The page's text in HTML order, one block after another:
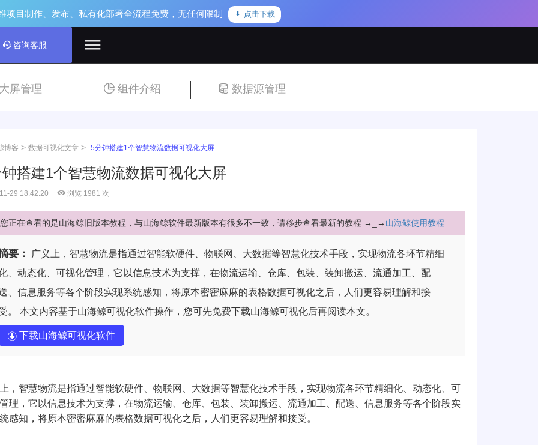
项目制作、发布、私有化部署全流程免费，无任何限制 点击下载
咨询客服
屏管理 组件介绍 数据源管理
博客 > 数据可视化文章 > 5分钟搭建1个智慧物流数据可视化大屏
搭建1个智慧物流数据可视化大屏
29 18:42:20 浏览 1981 次
您正在查看的是山海鲸旧版本教程，与山海鲸软件最新版本有很多不一致，请移步查看最新的教程 →_→ 山海鲸使用教程
要：
广义上，智慧物流是指通过智能软硬件、物联网、大数据等智慧化技术手段，实现物流各环节精细
、动态化、可视化管理，它以信息技术为支撑，在物流运输、仓库、包装、装卸搬运、流通加工、配
、信息服务等各个阶段实现系统感知，将原本密密麻麻的表格数据可视化之后，人们更容易理解和接
。 本文内容基于山海鲸可视化软件操作，您可先免费下载山海鲸可视化后再阅读本文。
下载山海鲸可视化软件
，智慧物流是指通过智能软硬件、物联网、大数据等智慧化技术手段，实现物流各环节精细化、动态化、可
理，它以信息技术为支撑，在物流运输、仓库、包装、装卸搬运、流通加工、配送、信息服务等各个阶段实
感知，将原本密密麻麻的表格数据可视化之后，人们更容易理解和接受。